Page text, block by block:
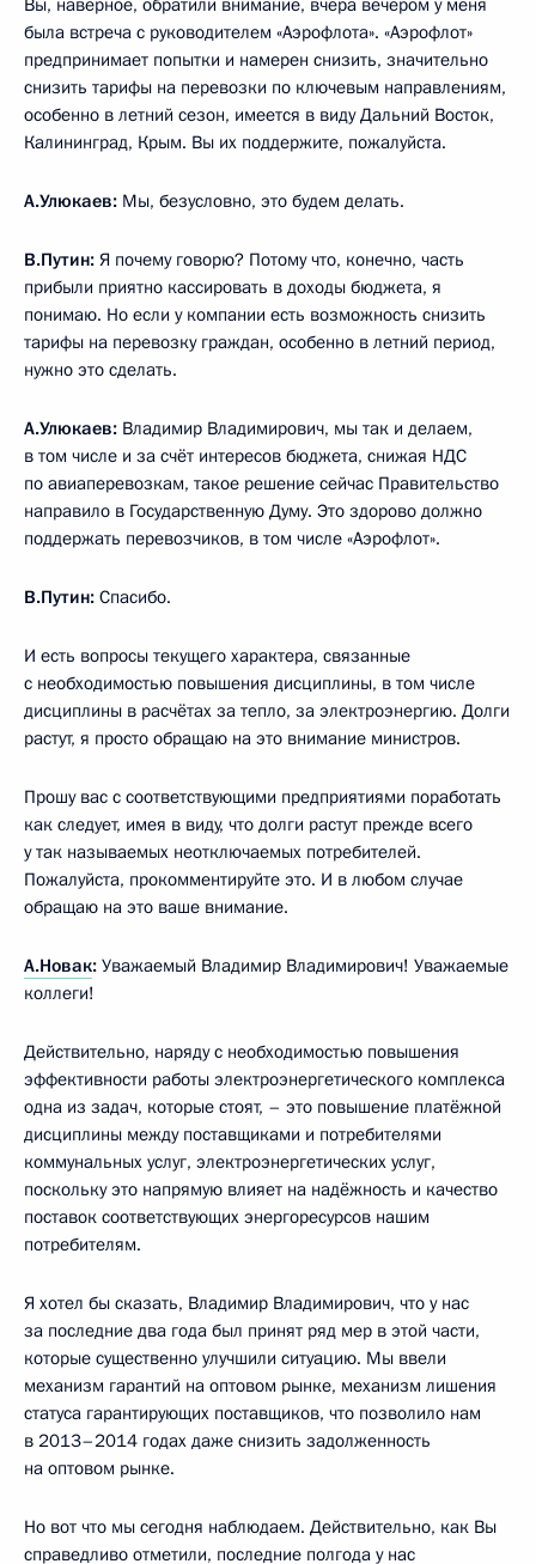
Вы, наверное, обратили внимание, вчера вечером у меня
была встреча с руководителем «Аэрофлота». «Аэрофлот»
предпринимает попытки и намерен снизить, значительно
снизить тарифы на перевозки по ключевым направлениям,
особенно в летний сезон, имеется в виду Дальний Восток,
Калининград, Крым. Вы их поддержите, пожалуйста.
А.Улюкаев: Мы, безусловно, это будем делать.
В.Путин: Я почему говорю? Потому что, конечно, часть
прибыли приятно кассировать в доходы бюджета, я
понимаю. Но если у компании есть возможность снизить
тарифы на перевозку граждан, особенно в летний период,
нужно это сделать.
А.Улюкаев: Владимир Владимирович, мы так и делаем,
в том числе и за счёт интересов бюджета, снижая НДС
по авиаперевозкам, такое решение сейчас Правительство
направило в Государственную Думу. Это здорово должно
поддержать перевозчиков, в том числе «Аэрофлот».
В.Путин: Спасибо.
И есть вопросы текущего характера, связанные
с необходимостью повышения дисциплины, в том числе
дисциплины в расчётах за тепло, за электроэнергию. Долги
растут, я просто обращаю на это внимание министров.
Прошу вас с соответствующими предприятиями поработать
как следует, имея в виду, что долги растут прежде всего
у так называемых неотключаемых потребителей.
Пожалуйста, прокомментируйте это. И в любом случае
обращаю на это ваше внимание.
А.Новак: Уважаемый Владимир Владимирович! Уважаемые
коллеги!
Действительно, наряду с необходимостью повышения
эффективности работы электроэнергетического комплекса
одна из задач, которые стоят, – это повышение платёжной
дисциплины между поставщиками и потребителями
коммунальных услуг, электроэнергетических услуг,
поскольку это напрямую влияет на надёжность и качество
поставок соответствующих энергоресурсов нашим
потребителям.
Я хотел бы сказать, Владимир Владимирович, что у нас
за последние два года был принят ряд мер в этой части,
которые существенно улучшили ситуацию. Мы ввели
механизм гарантий на оптовом рынке, механизм лишения
статуса гарантирующих поставщиков, что позволило нам
в 2013–2014 годах даже снизить задолженность
на оптовом рынке.
Но вот что мы сегодня наблюдаем. Действительно, как Вы
справедливо отметили, последние полгода у нас